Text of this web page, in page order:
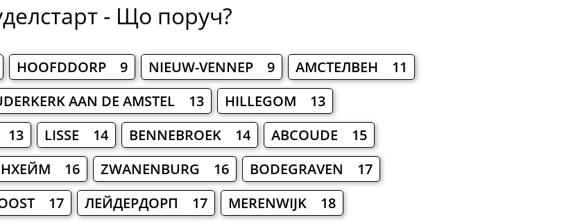
- Що поруч?
HOOFDDORP 9 NIEUW-VENNEP 9
АМСТЕЛВЕН 11
AAN DE AMSTEL 13
HILLEGOM 13
13
LISSE 14 BENNEBROEK 14
ABCOUDE 15
16 ZWANENBURG 16
BODEGRAVEN 17
17
ЛЕЙДЕРДОРП 17
MERENWIJK 18